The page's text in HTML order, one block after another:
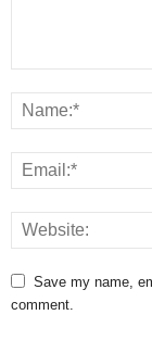
Save my name,
comment.